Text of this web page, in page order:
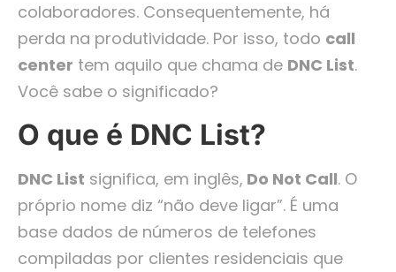
colaboradores. Consequentemente, há
perda na produtividade. Por isso, todo call
center tem aquilo que chama de DNC List.
Você sabe o significado?
O que é DNC List?
DNC List significa, em inglês, Do Not Call. O
próprio nome diz “não deve ligar”. É uma
base dados de números de telefones
compiladas por clientes residenciais que